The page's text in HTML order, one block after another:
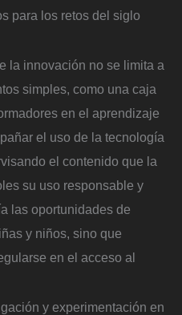
para los retos del siglo
la innovación no se limita a
simples, como una caja
en el aprendizaje
el uso de la tecnología
el contenido que la
su uso responsable y
las oportunidades de
y niños, sino que
en el acceso al
y experimentación en